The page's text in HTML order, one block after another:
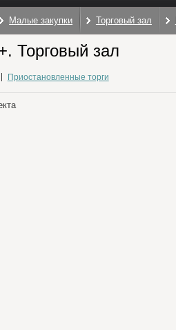
Малые закупки Торговый зал
Торговый зал
Приостановленные торги